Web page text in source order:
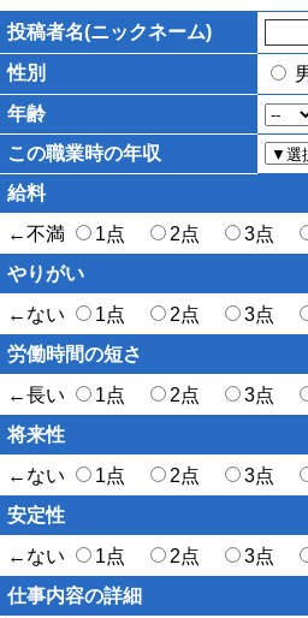
投稿者名(ニックネーム)
性別
年齢
この職業時の年収
給料
←不満
1点 2点 3点
やりがい
←ない
1点 2点 3点
労働時間の短さ
←長い
1点 2点 3点
将来性
←ない
1点 2点 3点
安定性
←ない
1点 2点 3点
仕事内容の詳細